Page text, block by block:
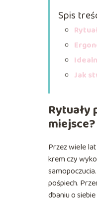
Spis
Jak
Rytuały
miejsce?
Przez wiele
krem czy
pośpiech.
dbaniu o